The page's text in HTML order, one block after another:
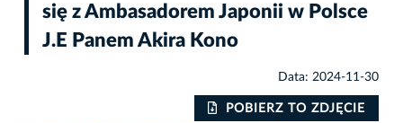
się z Ambasadorem Japonii w Polsce
J.E Panem Akira Kono
Data: 2024-11-30
POBIERZ TO ZDJĘCIE